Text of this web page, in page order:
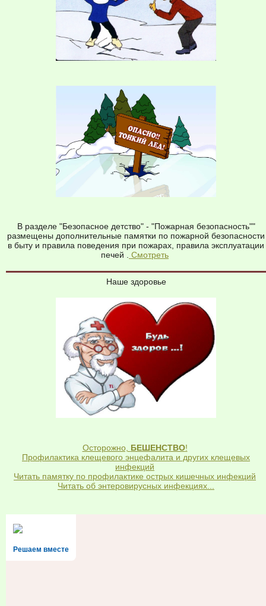
В разделе "Безопасное детство" - "Пожарная безопасность""
размещены дополнительные памятки по пожарной безопасности
в быту и правила поведения при пожарах, правила эксплуатации
печей . Смотреть
Наше здоровье
Осторожно, БЕШЕНСТВО!
Профилактика клещевого энцефалита и других клещевых
инфекций
Читать памятку по профилактике острых кишечных инфекций
Читать об энтеровирусных инфекциях...
Решаем вместе